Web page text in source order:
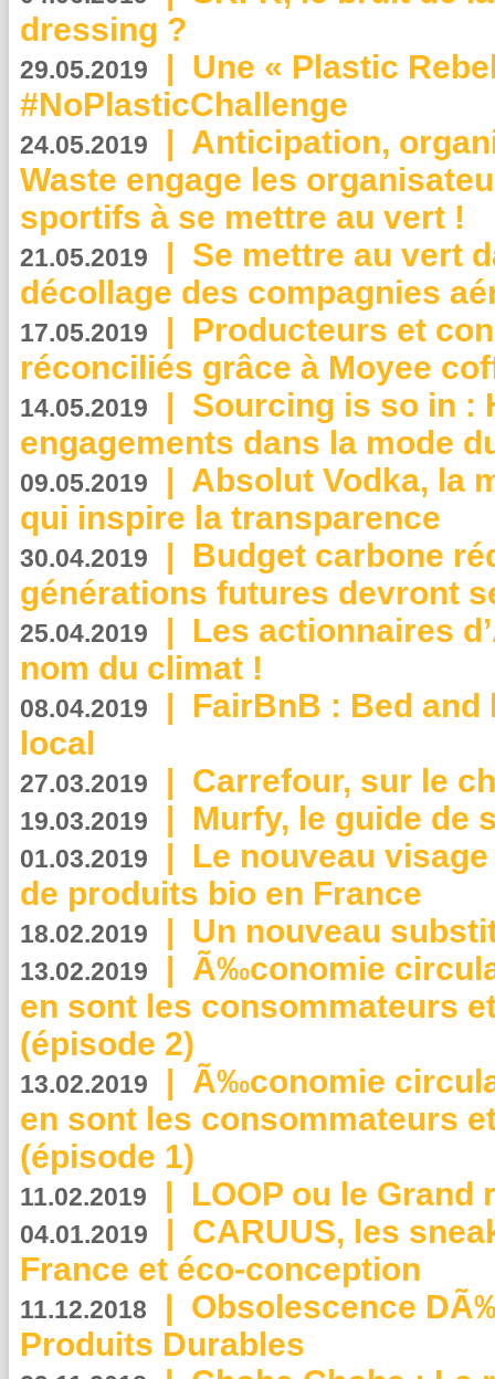
dressing ?
29.05.2019 | Une « Plastic
#NoPlasticChallenge
24.05.2019 | Anticipation,
Waste engage les
sportifs à se mettre au vert !
21.05.2019 | Se mettre au vert
décollage des compagnies
17.05.2019 | Producteurs et
réconciliés grâce à Moyee
14.05.2019 | Sourcing is so in :
engagements dans la mode
09.05.2019 | Absolut Vodka, la
qui inspire la transparence
30.04.2019 | Budget carbone
générations futures devront
25.04.2019 | Les actionnaires
nom du climat !
08.04.2019 | FairBnB : Bed
local
27.03.2019 | Carrefour, sur le
19.03.2019 | Murfy, le guide de
01.03.2019 | Le nouveau
de produits bio en France
18.02.2019 | Un nouveau
13.02.2019 | Ã‰conomie
en sont les consommateurs
(épisode 2)
13.02.2019 | Ã‰conomie
en sont les consommateurs
(épisode 1)
11.02.2019 | LOOP ou le Grand
04.01.2019 | CARUUS, les
France et éco-conception
11.12.2018 | Obsolescence
Produits Durables